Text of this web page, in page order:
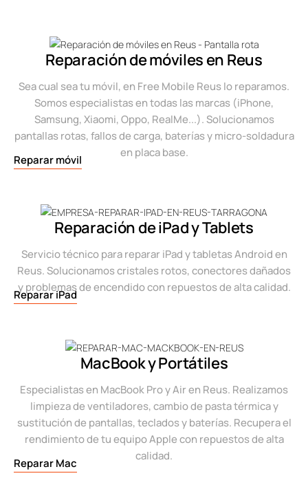
Reparación de móviles en Reus
Sea cual sea tu móvil, en Free Mobile Reus lo reparamos.
Somos especialistas en todas las marcas (iPhone,
Samsung, Xiaomi, Oppo, RealMe...). Solucionamos
pantallas rotas, fallos de carga, baterías y micro-soldadura
en placa base.
Reparar móvil
Reparación de iPad y Tablets
Servicio técnico para reparar iPad y tabletas Android en
Reus. Solucionamos cristales rotos, conectores dañados
y problemas de encendido con repuestos de alta calidad.
Reparar iPad
MacBook y Portátiles
Especialistas en MacBook Pro y Air en Reus. Realizamos
limpieza de ventiladores, cambio de pasta térmica y
sustitución de pantallas, teclados y baterías. Recupera el
rendimiento de tu equipo Apple con repuestos de alta
calidad.
Reparar Mac